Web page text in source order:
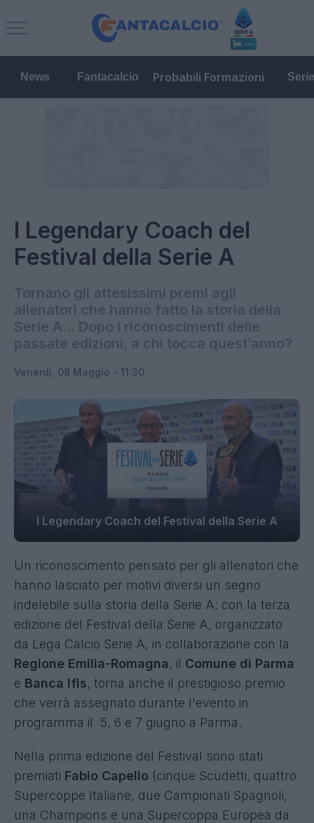
News Fantacalcio Probabili Formazioni
I Legendary Coach del
Festival della Serie A
Tornano gli attesissimi premi agli
allenatori che hanno fatto la storia della
Serie A… Dopo i riconoscimenti delle
passate edizioni, a chi tocca quest’anno?
Venerdì, 08 Maggio - 11:30
I Legendary Coach del Festival della Serie A
Un riconoscimento pensato per gli allenatori che
hanno lasciato per motivi diversi un segno
indelebile sulla storia della Serie A: con la terza
edizione del Festival della Serie A, organizzato
da Lega Calcio Serie A, in collaborazione con la
Regione Emilia-Romagna, il Comune di Parma
e Banca Ifis, torna anche il prestigioso premio
che verrà assegnato durante l'evento in
programma il 5, 6 e 7 giugno a Parma.
Nella prima edizione del Festival sono stati
premiati Fabio Capello (cinque Scudetti, quattro
Supercoppe Italiane, due Campionati Spagnoli,
una Champions e una Supercoppa Europea da